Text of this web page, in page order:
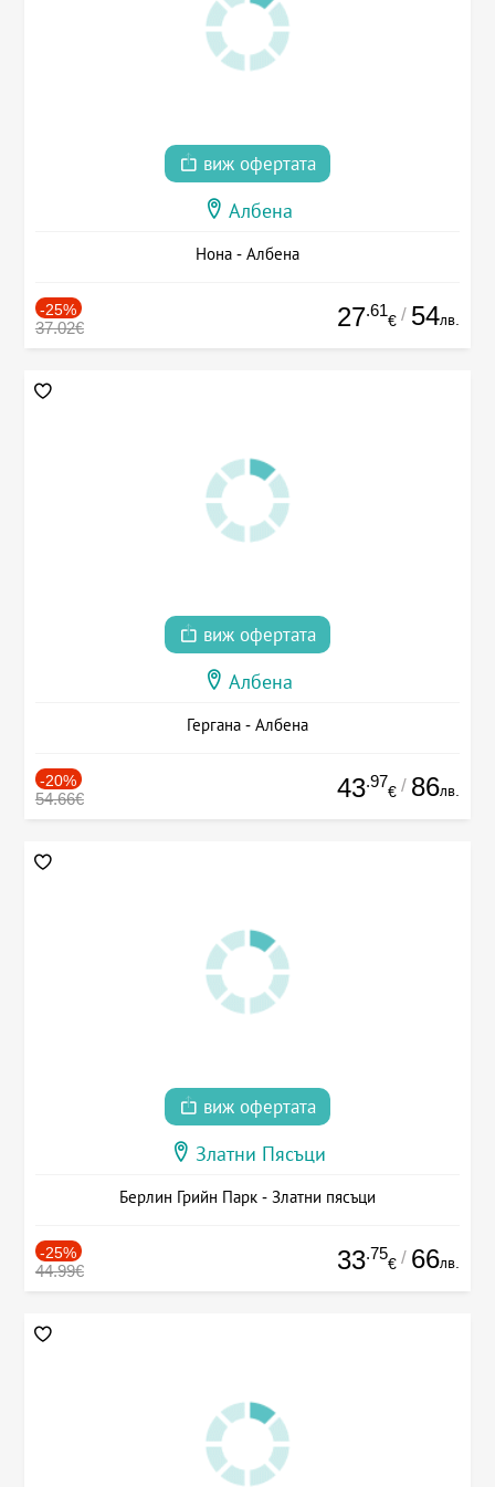
виж офертата
Албена
Нона - Албена
-25%
37.02€ 27.61
€ / 54лв.
виж офертата
Албена
Гергана - Албена
-20%
54.66€ 43.97
€ / 86лв.
виж офертата
Златни Пясъци
Берлин Грийн Парк - Златни пясъци
-25%
44.99€ 33.75
€ / 66лв.